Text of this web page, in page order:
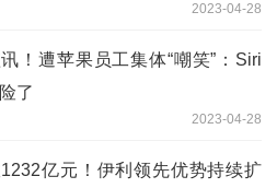
2023-04-28
！遭苹果员工集体“嘲笑”：Siri
了
2023-04-28
亿元！伊利领先优势持续扩